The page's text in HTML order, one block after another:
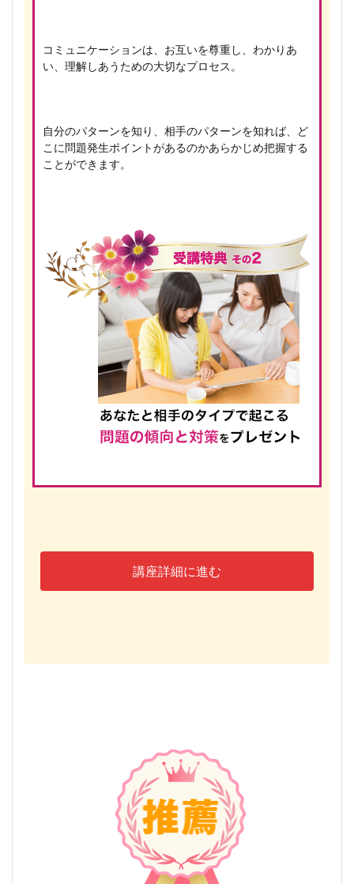
コミュニケーションは、お互いを尊重し、わかりあ
い、理解しあうための大切なプロセス。
自分のパターンを知り、相手のパターンを知れば、ど
こに問題発生ポイントがあるのかあらかじめ把握する
ことができます。
講座詳細に進む